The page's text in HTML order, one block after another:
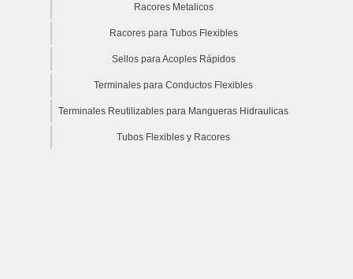
Racores Metalicos
Racores para Tubos Flexibles
Sellos para Acoples Rápidos
Terminales para Conductos Flexibles
Terminales Reutilizables para Mangueras Hidraulicas
Tubos Flexibles y Racores